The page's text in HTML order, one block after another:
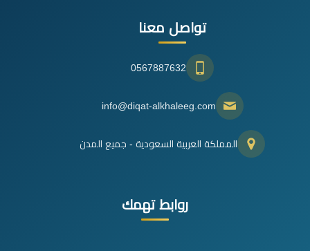
تواصل معنا
0567887632
info@diqat-alkhaleeg.com
المملكة العربية السعودية - جميع المدن
روابط تهمك